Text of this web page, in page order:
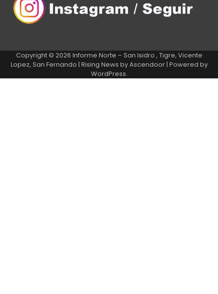
Copyright © 2026 Informe Norte – San Isidro , Tigre, Vicente
Lopez, San Fernando | Rising News byAscendoor| Powered by
WordPress.